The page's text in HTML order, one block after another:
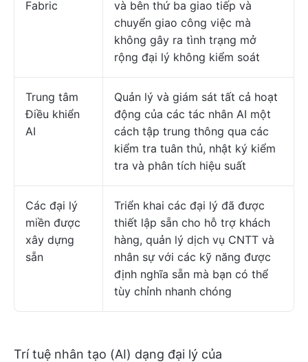
Fabric
và bên thứ ba giao tiếp và
chuyển giao công việc mà
không gây ra tình trạng mở
rộng đại lý không kiểm soát
Trung tâm
Điều khiển
AI
Quản lý và giám sát tất cả hoạt
động của các tác nhân AI một
cách tập trung thông qua các
kiểm tra tuân thủ, nhật ký kiểm
tra và phân tích hiệu suất
Các đại lý
miền được
xây dựng
sẵn
Triển khai các đại lý đã được
thiết lập sẵn cho hỗ trợ khách
hàng, quản lý dịch vụ CNTT và
nhân sự với các kỹ năng được
định nghĩa sẵn mà bạn có thể
tùy chỉnh nhanh chóng
Trí tuệ nhân tạo (AI) dạng đại lý của